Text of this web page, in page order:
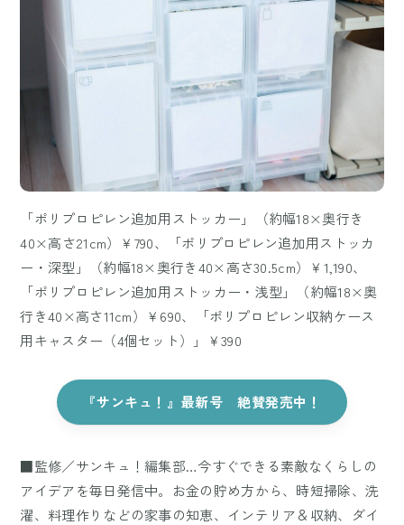
「ポリプロピレン追加用ストッカー」（約幅18×奥行き
40×高さ21cm）￥790、「ポリプロピレン追加用ストッカ
ー・深型」（約幅18×奥行き40×高さ30.5cm）￥1,190、
「ポリプロピレン追加用ストッカー・浅型」（約幅18×奥
行き40×高さ11cm）￥690、「ポリプロピレン収納ケース
用キャスター（4個セット）」￥390
『サンキュ！』最新号 絶賛発売中！
■監修／サンキュ！編集部…今すぐできる素敵なくらしの
アイデアを毎日発信中。お金の貯め方から、時短掃除、洗
濯、料理作りなどの家事の知恵、インテリア＆収納、ダイ